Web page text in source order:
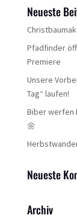
Neueste
Pfadfinder
Premiere
Unsere
Tag“ laufen!
Biber werfen
🌼
Neueste
Archiv